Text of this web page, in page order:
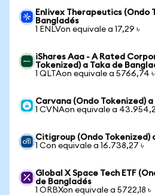
Enlivex Therapeutics (Ondo
Bangladés
1 ENLVon equivale a 17,29 ৳
iShares Aaa - A Rated
Tokenized) a Taka de
1 QLTAon equivale a 5766,74 ৳
Carvana (Ondo Tokenized)
1 CVNAon equivale a
Citigroup (Ondo Tokenized)
1 Con equivale a 16.738,27 ৳
Global X Space Tech ETF
de Bangladés
1 ORBXon equivale a 5722,18 ৳